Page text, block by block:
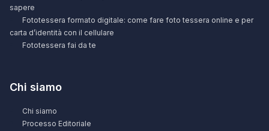
sapere
Fototessera formato digitale: come fare foto tessera online e per
carta d’identità con il cellulare
Fototessera fai da te
Chi siamo
Chi siamo
Processo Editoriale